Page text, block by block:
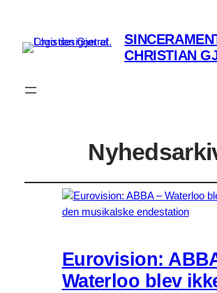
CHRISTIAN
Eurovision:
Waterloo blev